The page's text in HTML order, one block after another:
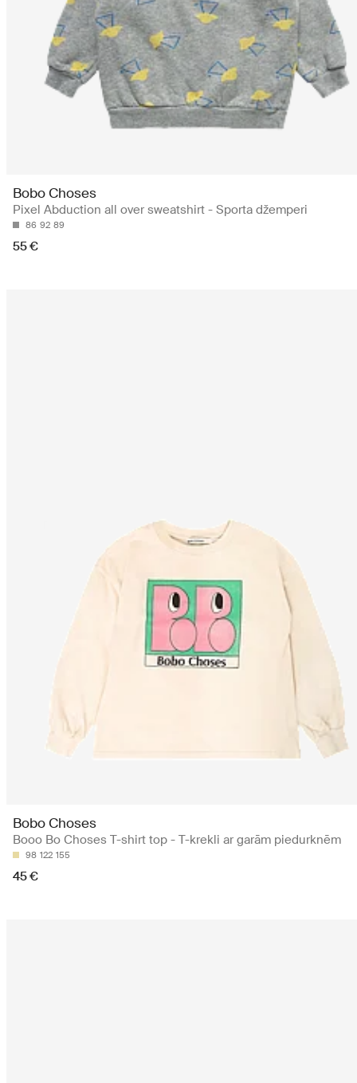
Bobo Choses
Pixel Abduction all over sweatshirt - Sporta džemperi
86 92 89
55 €
Bobo Choses
Booo Bo Choses T-shirt top - T-krekli ar garām piedurknēm
98 122 155
45 €